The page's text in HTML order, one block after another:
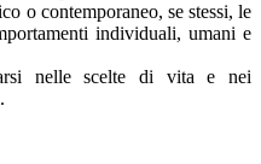
o contemporaneo, se stessi, le
individuali, umani e
nelle scelte di vita e nei